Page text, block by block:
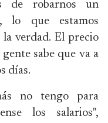
de robarnos un
lo que estamos
verdad. El precio
sabe que va a
días.
no tengo para
los salarios",